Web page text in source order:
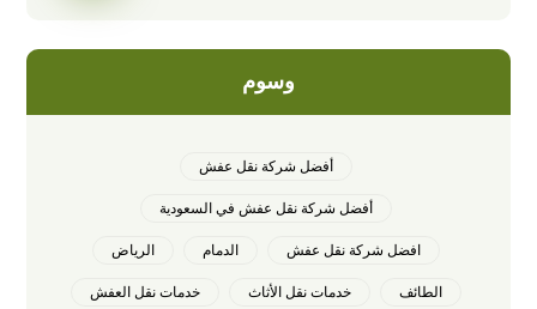
وسوم
أفضل شركة نقل عفش
أفضل شركة نقل عفش في السعودية
افضل شركة نقل عفش الدمام الرياض
الطائف خدمات نقل الأثاث خدمات نقل العفش